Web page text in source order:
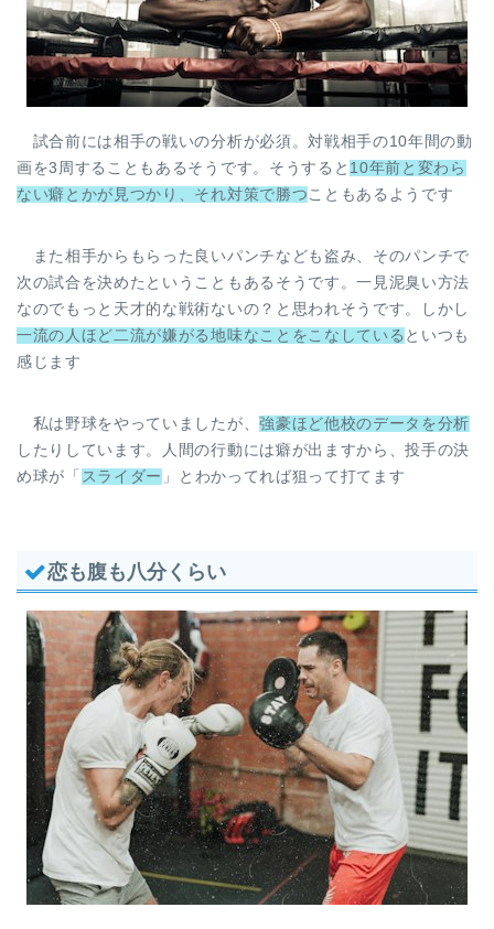
試合前には相手の戦いの分析が必須。対戦相手の10年間の動
画を3周することもあるそうです。そうすると 10年前と変わら
ない癖とかが見つかり、それ対策で勝つこともあるようです
また相手からもらった良いパンチなども盗み、そのパンチで
次の試合を決めたということもあるそうです。一見泥臭い方法
なのでもっと天才的な戦術ないの？と思われそうです。しかし
一流の人ほど二流が嫌がる地味なことをこなしている といつも
感じます
私は野球をやっていましたが、強豪ほど他校のデータを分析
したりしています。人間の行動には癖が出ますから、投手の決
め球が「 スライダー 」とわかってれば狙って打てます
恋も腹も八分くらい